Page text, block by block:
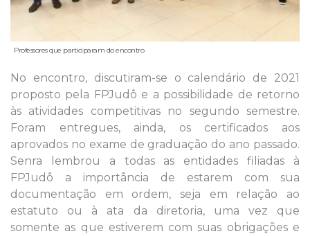
Professores que participaram do encontro
No encontro, discutiram-se o calendário de 2021
proposto pela FPJudô e a possibilidade de retorno
às atividades competitivas no segundo semestre.
Foram entregues, ainda, os certificados aos
aprovados no exame de graduação do ano passado.
Senra lembrou a todas as entidades filiadas à
FPJudô a importância de estarem com sua
documentação em ordem, seja em relação ao
estatuto ou à ata da diretoria, uma vez que
somente as que estiverem com suas obrigações e